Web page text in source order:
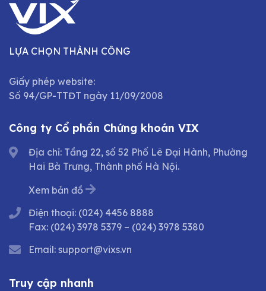
LỰA CHỌN THÀNH CÔNG
Giấy phép website:
Số 94/GP-TTĐT ngày 11/09/2008
Công ty Cổ phần Chứng khoán VIX
Địa chỉ: Tầng 22, số 52 Phố Lê Đại Hành, Phường
Hai Bà Trưng, Thành phố Hà Nội.
Xem bản đồ
Điện thoại: (024) 4456 8888
Fax: (024) 3978 5379 – (024) 3978 5380
Email: support@vixs.vn
Truy cập nhanh